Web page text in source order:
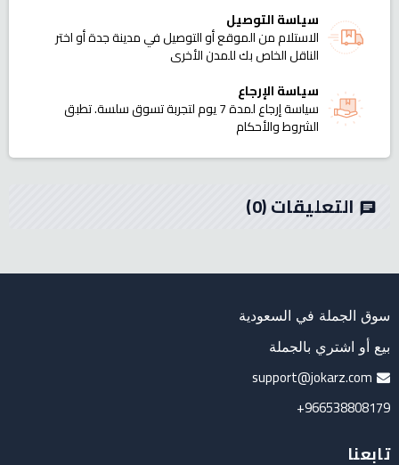
سياسة التوصيل
الاستلام من الموقع أو التوصيل في مدينة جدة أو اختر
الناقل الخاص بك للمدن الأخرى
سياسة الإرجاع
سياسة إرجاع لمدة 7 يوم لتجربة تسوق سلسة. تطبق
الشروط والأحكام
chat التعليقات(0)
سوق الجملة في السعودية
بيع أو اشتري بالجملة
support@jokarz.com
966538808179+
تابعنا